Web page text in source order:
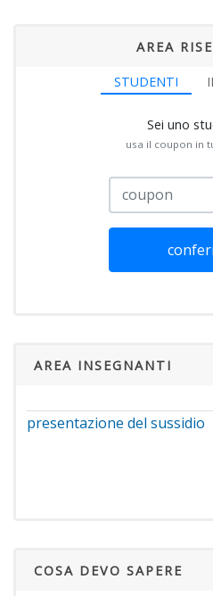
AREA
STUDENTI
Sei uno
usa il coupon in
AREA INSEGNANTI
presentazione del sussidio
COSA DEVO SAPERE